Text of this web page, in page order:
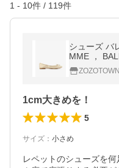
1 - 10件 / 119件
シューズ バ
MME ，
e レディース
1cm大きめを！
5
サイズ ： 小さめ
レペットのシューズを